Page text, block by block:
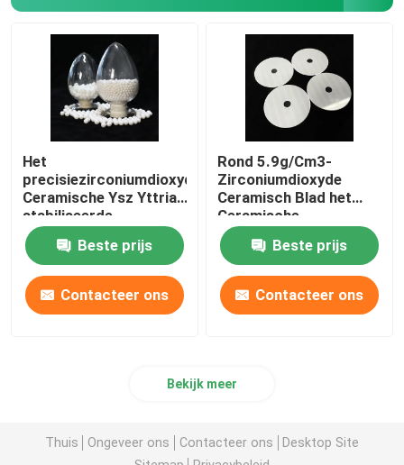
Het
precisiezirconiumdioxyde
Ceramische Ysz Yttria
stabiliseerde
Ceramische Parels
Ceramische Malende
Bal
Beste prijs
Contacteer ons
Rond 5.9g/Cm3-
Zirconiumdioxyde
Ceramisch Blad het
Ceramische
Scheermesje van 1400
Gr.
Beste prijs
Contacteer ons
Bekijk meer
Thuis Ongeveer ons Contacteer ons
Desktop Site